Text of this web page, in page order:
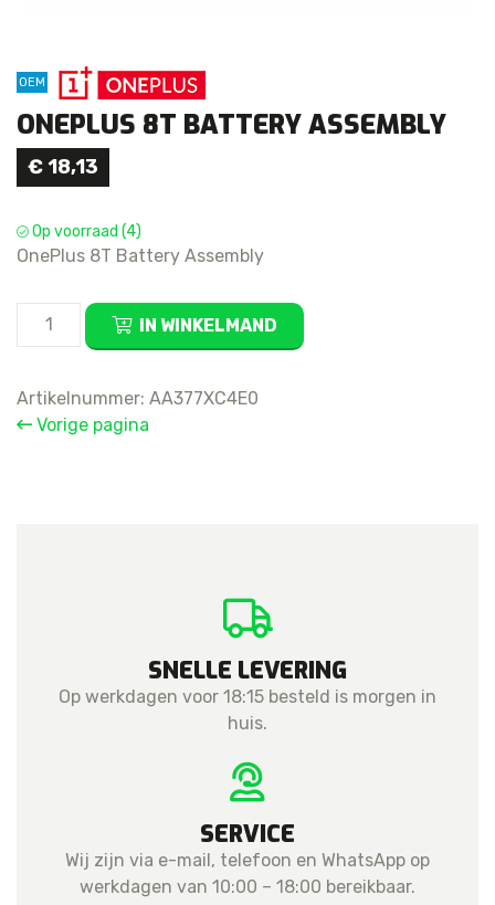
OEM
ONEPLUS 8T BATTERY ASSEMBLY
€ 18,13
Op voorraad (4)
OnePlus 8T Battery Assembly
OnePlus
8T
Assembly
aantal
IN WINKELMAND
Artikelnummer: AA377XC4E0
Vorige pagina
SNELLE LEVERING
Op werkdagen voor 18:15 besteld is morgen in
huis.
SERVICE
Wij zijn via e-mail, telefoon en WhatsApp op
werkdagen van 10:00 – 18:00 bereikbaar.